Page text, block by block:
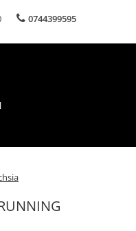
0744399595